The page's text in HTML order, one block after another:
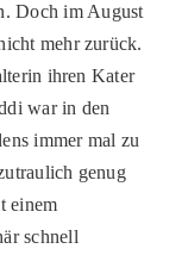
Doch im August
mehr zurück.
ihren Kater
war in den
immer mal zu
genug
einem
schnell